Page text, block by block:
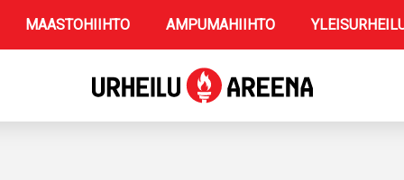
MAASTOHIIHTO AMPUMAHIIHTO